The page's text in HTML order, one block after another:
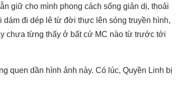
giữ cho mình phong cách sống giản dị, thoải
dám đi dép lê từ đời thực lên sóng truyền hình,
chưa từng thấy ở bất cứ MC nào từ trước tới
quen dần hình ảnh này. Có lúc, Quyền Linh bị